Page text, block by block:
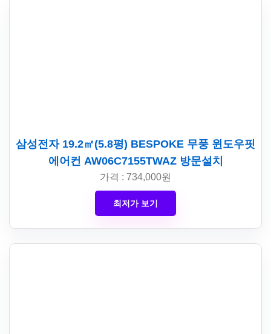
삼성전자 19.2㎡(5.8평) BESPOKE 무풍 윈도우핏
에어컨 AW06C7155TWAZ 방문설치
가격 : 734,000원
최저가 보기